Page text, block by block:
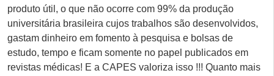
produto útil, o que não ocorre com 99% da produção
universitária brasileira cujos trabalhos são desenvolvidos,
gastam dinheiro em fomento à pesquisa e bolsas de
estudo, tempo e ficam somente no papel publicados em
revistas médicas! E a CAPES valoriza isso !!! Quanto mais